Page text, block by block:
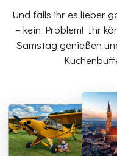
Und falls ihr es lieber
– kein Problem! Ihr
Samstag genießen